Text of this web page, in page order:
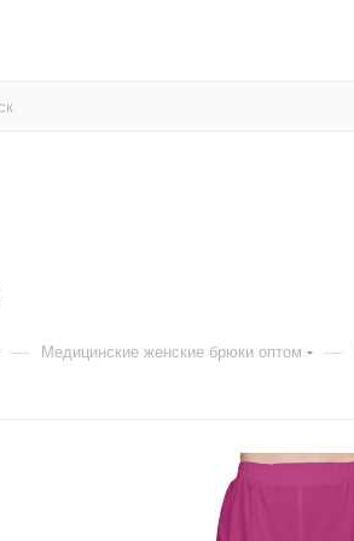
— Медицинские женские брюки оптом —